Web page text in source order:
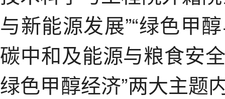
与新能源发展”“绿色甲
碳中和及能源与粮食安
绿色甲醇经济”两大主题